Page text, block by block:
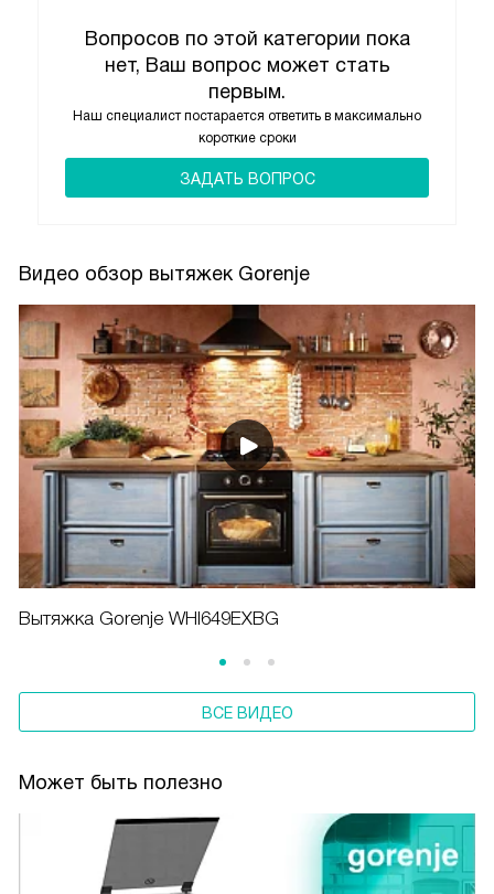
Вопросов по этой категории пока
нет, Ваш вопрос может стать
первым.
Наш специалист постарается ответить в максимально
короткие сроки
ЗАДАТЬ ВОПРОС
Видео обзор вытяжек Gorenje
Вытяжка Gorenje WHI649EXBG
ВСЕ ВИДЕО
Может быть полезно